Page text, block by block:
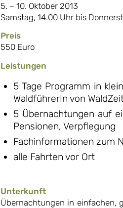
5. – 10. Oktober 2013
Samstag, 14.00 Uhr bis
Preis
550 Euro
Leistungen
5 Tage Programm in
WaldführerIn von
5 Übernachtungen auf
Pensionen, Verpflegung
Fachinformationen zum
alle Fahrten vor Ort
Unterkunft
Übernachtungen in einfachen,